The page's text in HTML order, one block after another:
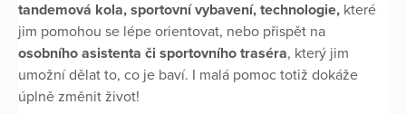
tandemová kola, sportovní vybavení, technologie, které
jim pomohou se lépe orientovat, nebo přispět na
osobního asistenta či sportovního traséra, který jim
umožní dělat to, co je baví. I malá pomoc totiž dokáže
úplně změnit život!